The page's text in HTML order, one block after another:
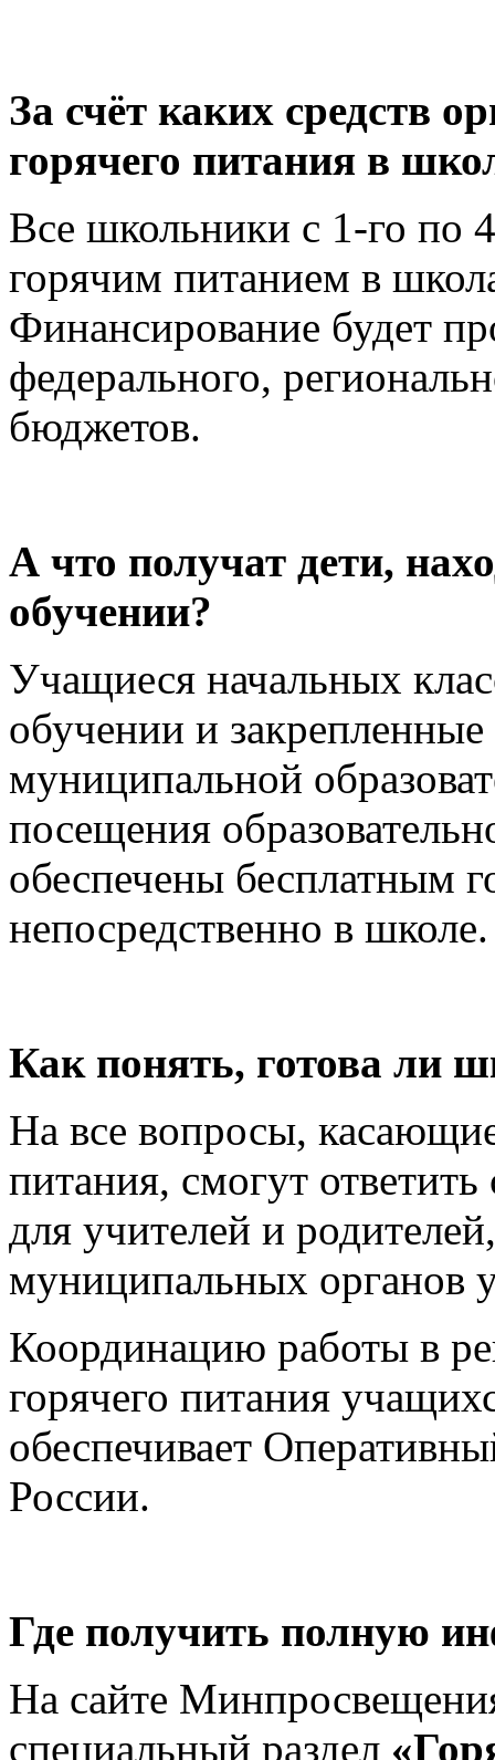
За счёт каких средств
горячего питания в
Все школьники с 1-го по
горячим питанием в
Финансирование будет
федерального,
бюджетов.
А что получат дети,
обучении?
Учащиеся начальных
обучении и закрепленные
муниципальной
посещения
обеспечены бесплатным
непосредственно в школе.
Как понять, готова ли
На все вопросы,
питания, смогут
для учителей и
муниципальных органов
Координацию работы в
горячего питания
обеспечивает
России.
Где получить полную
На сайте
специальный раздел